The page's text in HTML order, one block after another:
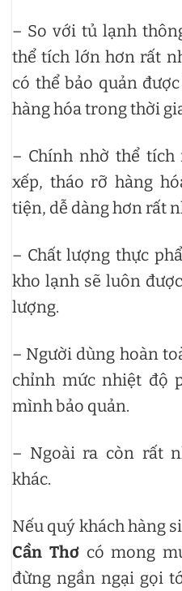
– So với tủ lạnh
thể tích lớn hơn rất
có thể bảo quản
hàng hóa trong thời
– Chính nhờ thể
xếp, tháo rỡ hàng
tiện, dễ dàng hơn rất
– Chất lượng thực
kho lạnh sẽ luôn
lượng.
– Người dùng hoàn
chỉnh mức nhiệt độ
mình bảo quản.
– Ngoài ra còn rất
khác.
Nếu quý khách hàng
Cần Thơcó mong
đừng ngần ngại gọi